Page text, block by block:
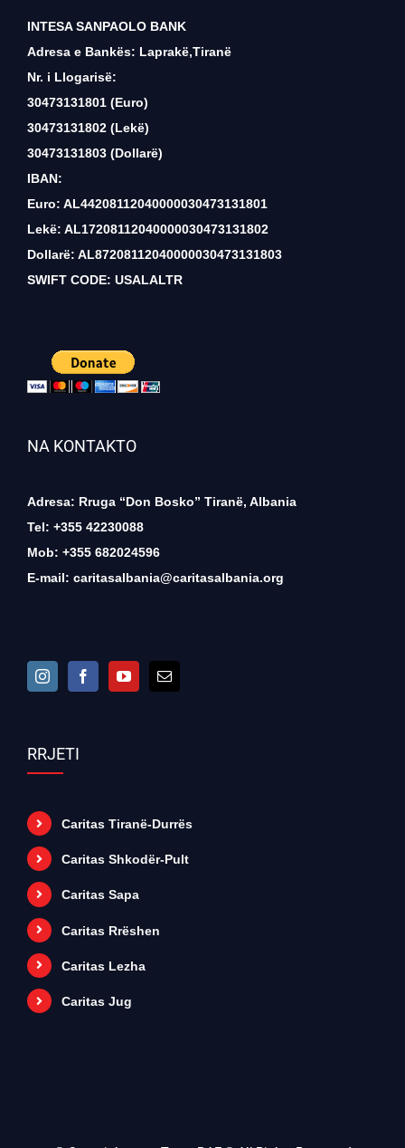
INTESA SANPAOLO BANK
Adresa e Bankës: Laprakë,Tiranë
Nr. i Llogarisë:
30473131801 (Euro)
30473131802 (Lekë)
30473131803 (Dollarë)
IBAN:
Euro: AL44208112040000030473131801
Lekë: AL17208112040000030473131802
Dollarë: AL87208112040000030473131803
SWIFT CODE: USALALTR
NA KONTAKTO
Adresa: Rruga “Don Bosko” Tiranë, Albania
Tel: +355 42230088
Mob: +355 682024596
E-mail: caritasalbania@caritasalbania.org
RRJETI
Caritas Tiranë-Durrës
Caritas Shkodër-Pult
Caritas Sapa
Caritas Rrëshen
Caritas Lezha
Caritas Jug